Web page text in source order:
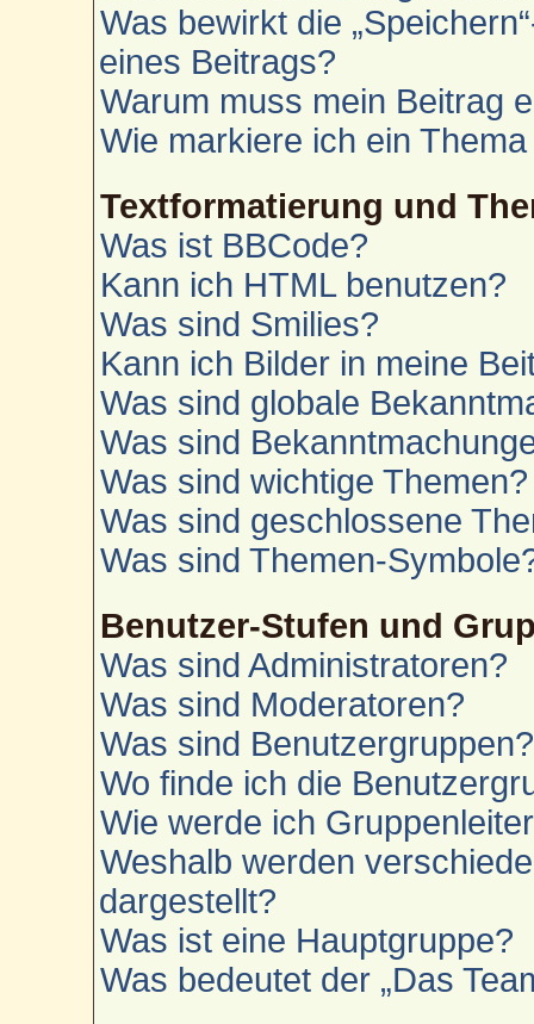
Was bewirkt die
eines Beitrags?
Warum muss mein Beitrag
Wie markiere ich ein
Textformatierung und
Was ist BBCode?
Kann ich HTML benutzen?
Was sind Smilies?
Kann ich Bilder in meine
Was sind globale
Was sind
Was sind wichtige Themen?
Was sind geschlossene
Was sind Themen-
Benutzer-Stufen und
Was sind Administratoren?
Was sind Moderatoren?
Was sind Benutzergruppen?
Wo finde ich die
Wie werde ich
Weshalb werden
dargestellt?
Was ist eine Hauptgruppe?
Was bedeutet der „Das